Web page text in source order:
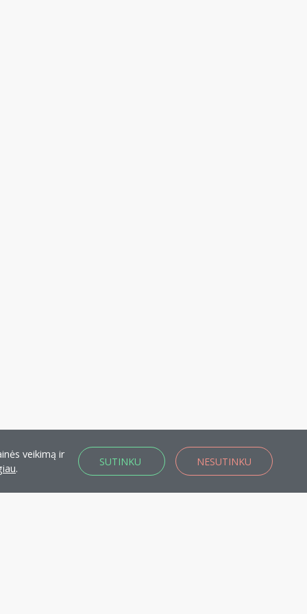
veikimą ir
.
SUTINKU NESUTINKU